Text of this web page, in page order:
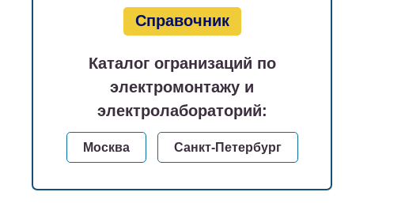
Справочник
Каталог огранизаций по
электромонтажу и
электролабораторий:
Москва Санкт-Петербург